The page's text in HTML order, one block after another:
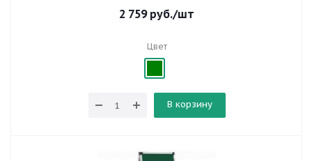
2 759руб./шт
Цвет
В корзину